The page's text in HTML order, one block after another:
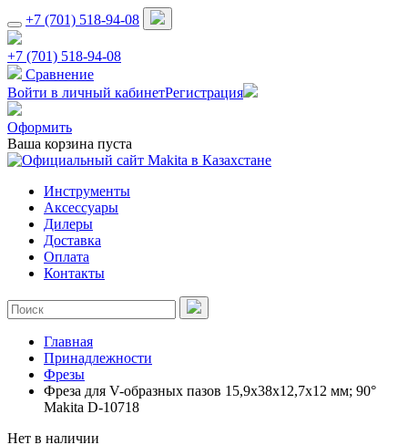
+7 (701) 518-94-08
+7 (701) 518-94-08
Сравнение
Войти в личный кабинетРегистрация
Оформить
Ваша корзина пуста
Инструменты
Аксессуары
Дилеры
Доставка
Оплата
Контакты
Главная
Принадлежности
Фрезы
Фреза для V-образных пазов 15,9х38х12,7х12 мм; 90°
Makita D-10718
Нет в наличии